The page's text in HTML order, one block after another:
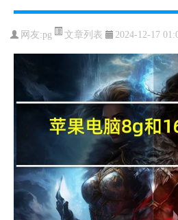
网友:pg 文章列表 2024-12-17